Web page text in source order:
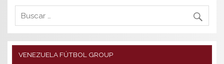
VENEZUELA FÚTBOL GROUP